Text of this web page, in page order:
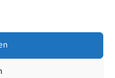
vor allem
Huf und